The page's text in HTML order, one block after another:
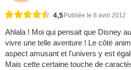
4,5 Publiée le 8 avril 2012
Ahlala ! Moi qui pensait que Disney
vivre une telle aventure ! Le côté
aspect amusant et l'univers y est
Mais cette certaine touche de